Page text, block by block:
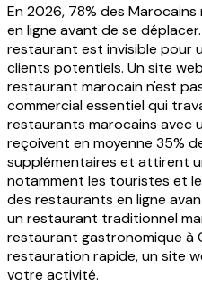
En 2026, 78% des
en ligne avant de se
restaurant est invisible pour
clients potentiels. Un site
restaurant marocain n'est
commercial essentiel qui
restaurants marocains avec
reçoivent en moyenne 35%
supplémentaires et attirent
notamment les touristes et
des restaurants en ligne
un restaurant traditionnel
restaurant gastronomique à
restauration rapide, un site
votre activité.